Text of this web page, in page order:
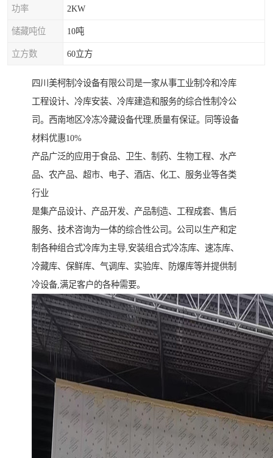
功率 2KW
储藏吨位 10吨
立方数 60立方
四川美柯制冷设备有限公司是一家从事工业制冷和冷库
工程设计、冷库安装、冷库建造和服务的综合性制冷公
司。西南地区冷冻冷藏设备代理,质量有保证。同等设备
材料优惠10%
产品广泛的应用于食品、卫生、制药、生物工程、水产
品、农产品、超市、电子、酒店、化工、服务业等各类
行业
是集产品设计、产品开发、产品制造、工程成套、售后
服务、技术咨询为一体的综合性公司。公司以生产和定
制各种组合式冷库为主导,安装组合式冷冻库、速冻库、
冷藏库、保鲜库、气调库、实验库、防爆库等并提供制
冷设备,满足客户的各种需要。